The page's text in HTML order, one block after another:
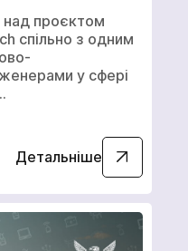
над проєктом
спільно з одним
у сфері
Детальніше